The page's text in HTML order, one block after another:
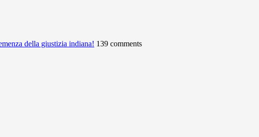
della giustizia indiana! 139 comments